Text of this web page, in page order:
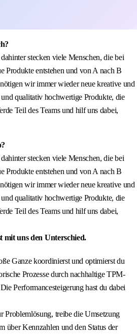
stecken viele Menschen, die bei
Produkte entstehen und von A nach B
wir immer wieder neue kreative und
qualitativ hochwertige Produkte, die
Teil des Teams und hilf uns dabei,
stecken viele Menschen, die bei
Produkte entstehen und von A nach B
wir immer wieder neue kreative und
qualitativ hochwertige Produkte, die
Teil des Teams und hilf uns dabei,
mit uns den Unterschied.
Ganze koordinierst und optimierst du
Prozesse durch nachhaltige TPM-
Performancesteigerung hast du dabei
Problemlösung, treibe die Umsetzung
über Kennzahlen und den Status der